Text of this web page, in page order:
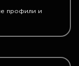
профили и